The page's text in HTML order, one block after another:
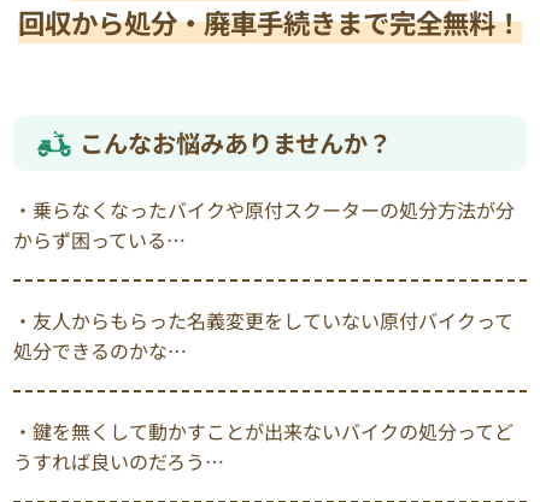
回収から処分・廃車手続きまで完全無料！
こんなお悩みありませんか？
・乗らなくなったバイクや原付スクーターの処分方法が分
からず困っている…
・友人からもらった名義変更をしていない原付バイクって
処分できるのかな…
・鍵を無くして動かすことが出来ないバイクの処分ってど
うすれば良いのだろう…